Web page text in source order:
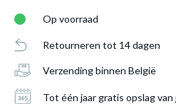
Op voorraad
Retourneren tot 14 dagen
Verzending binnen België
Tot één jaar gratis opslag